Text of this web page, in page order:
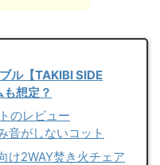
ル【TAKIBI SIDE
想定？
のレビュー
音がしないコット
け2WAY焚き火チェア